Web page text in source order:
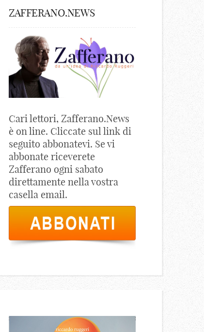
ZAFFERANO.NEWS
Cari lettori, Zafferano.News
è on line. Cliccate sul link di
seguito abbonatevi. Se vi
abbonate riceverete
Zafferano ogni sabato
direttamente nella vostra
casella email.